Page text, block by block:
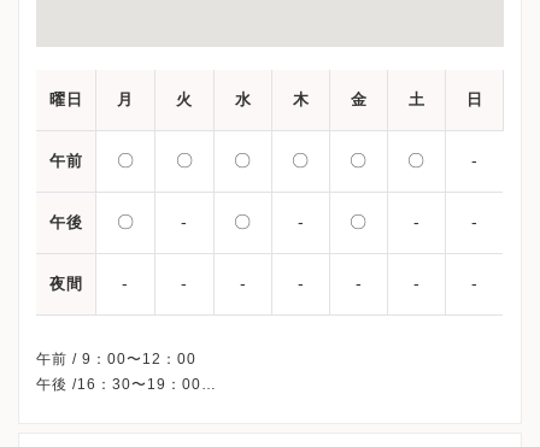
曜日 月 火 水 木 金 土 日
午前 〇 〇 〇 〇 〇 〇 -
午後 〇 - 〇 - 〇 - -
夜間 - - - - - - -
午前 / 9：00〜12：00
午後 /16：30〜19：00